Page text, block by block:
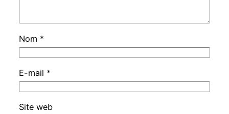
Nom *
E-mail *
Site web